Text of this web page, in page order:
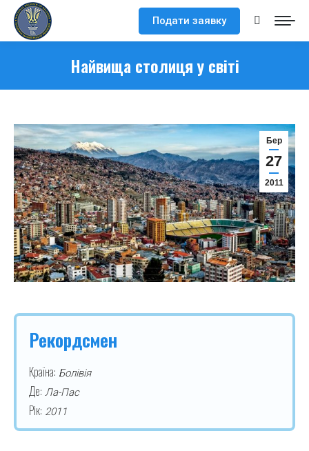
Подати заявку Search:
Найвища столиця у світі
Бер
27
2011
Рекордсмен
Країна: Болівія
Де: Ла-Пас
Рік: 2011